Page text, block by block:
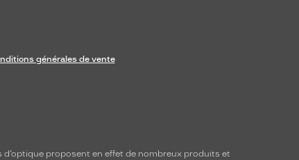
générales de vente
d’optique proposent en effet de nombreux produits et